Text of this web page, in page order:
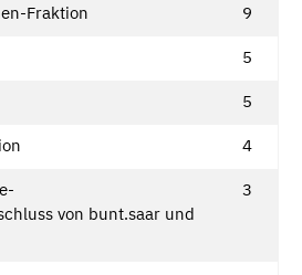
Fraktion 9
5
5
4
von bunt.saar und
3